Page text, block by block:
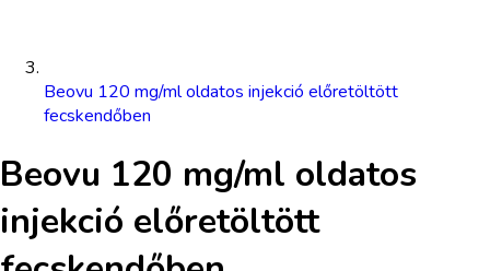
Beovu 120 mg/ml oldatos injekció előretöltött
fecskendőben
Beovu 120 mg/ml oldatos
injekció előretöltött